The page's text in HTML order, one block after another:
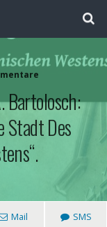
Bartolosch:
Stadt Des
Mail SMS